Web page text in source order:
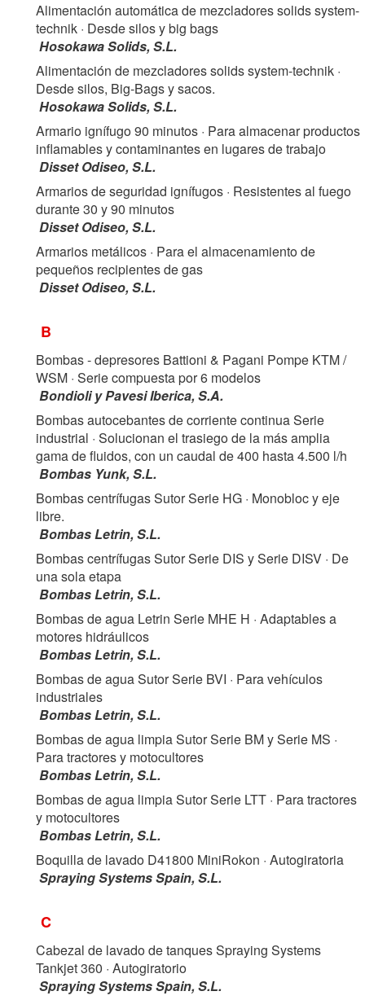
Alimentación automática de mezcladores solids system-
technik · Desde silos y big bags
Hosokawa Solids, S.L.
Alimentación de mezcladores solids system-technik ·
Desde silos, Big-Bags y sacos.
Hosokawa Solids, S.L.
Armario ignífugo 90 minutos · Para almacenar productos
inflamables y contaminantes en lugares de trabajo
Disset Odiseo, S.L.
Armarios de seguridad ignífugos · Resistentes al fuego
durante 30 y 90 minutos
Disset Odiseo, S.L.
Armarios metálicos · Para el almacenamiento de
pequeños recipientes de gas
Disset Odiseo, S.L.
B
Bombas - depresores Battioni & Pagani Pompe KTM /
WSM · Serie compuesta por 6 modelos
Bondioli y Pavesi Iberica, S.A.
Bombas autocebantes de corriente continua Serie
industrial · Solucionan el trasiego de la más amplia
gama de fluidos, con un caudal de 400 hasta 4.500 l/h
Bombas Yunk, S.L.
Bombas centrífugas Sutor Serie HG · Monobloc y eje
libre.
Bombas Letrin, S.L.
Bombas centrífugas Sutor Serie DIS y Serie DISV · De
una sola etapa
Bombas Letrin, S.L.
Bombas de agua Letrin Serie MHE H · Adaptables a
motores hidráulicos
Bombas Letrin, S.L.
Bombas de agua Sutor Serie BVI · Para vehículos
industriales
Bombas Letrin, S.L.
Bombas de agua limpia Sutor Serie BM y Serie MS ·
Para tractores y motocultores
Bombas Letrin, S.L.
Bombas de agua limpia Sutor Serie LTT · Para tractores
y motocultores
Bombas Letrin, S.L.
Boquilla de lavado D41800 MiniRokon · Autogiratoria
Spraying Systems Spain, S.L.
C
Cabezal de lavado de tanques Spraying Systems
Tankjet 360 · Autogiratorio
Spraying Systems Spain, S.L.